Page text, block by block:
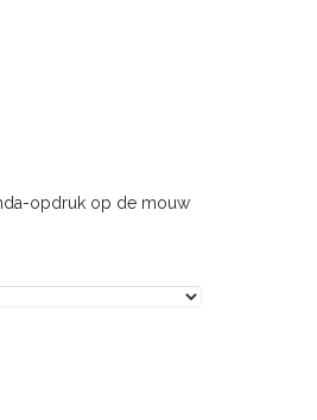
opdruk op de mouw